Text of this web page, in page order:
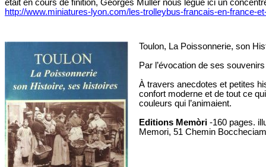
était en cours de finition, Georges Muller nous lègue ici un
http://www.miniatures-lyon.com/les-trolleybus-francais-en-france-
Toulon, La Poissonnerie, son
Par l’évocation de ses
À travers anecdotes et petites
confort moderne et de tout ce
couleurs qui l’animaient.
Editions Memòri -160 pages.
Memori, 51 Chemin